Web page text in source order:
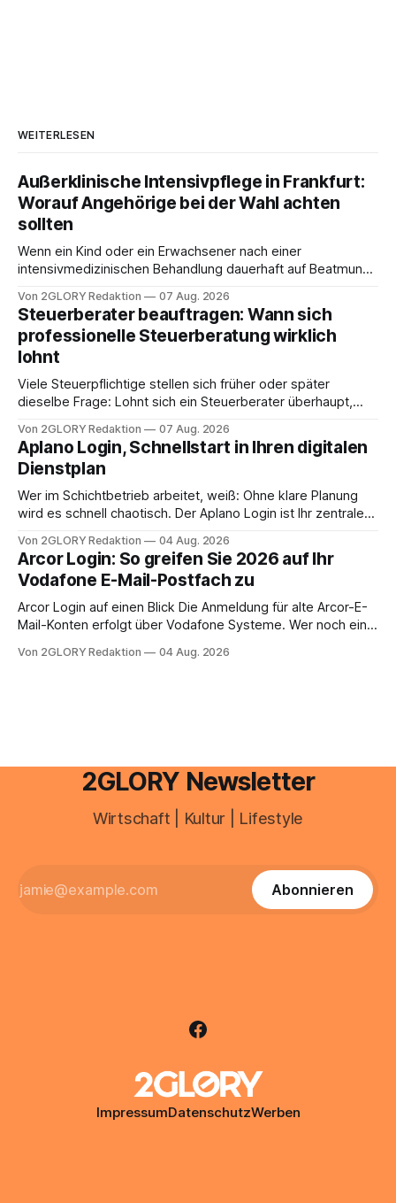
WEITERLESEN
Außerklinische Intensivpflege in Frankfurt:
Worauf Angehörige bei der Wahl achten
sollten
Wenn ein Kind oder ein Erwachsener nach einer
intensivmedizinischen Behandlung dauerhaft auf Beatmung
angewiesen ist, stellt sich für Familien eine schwierige
Frage: Muss die Versorgung dauerhaft in der Klinik bleiben –
oder ist ein Leben zu Hause möglich? Die außerklinische
Intensivpflege bietet genau diese Alternative: Sie
Von 2GLORY Redaktion 07 Aug. 2026
Steuerberater beauftragen: Wann sich
professionelle Steuerberatung wirklich
lohnt
Viele Steuerpflichtige stellen sich früher oder später
dieselbe Frage: Lohnt sich ein Steuerberater überhaupt,
erledigen? Die kurze Antwort: Bei einfachen
Einkommensverhältnissen reicht häufig eine Steuersoftware
aus – sobald jedoch mehrere Einkunftsarten
zusammentreffen oder größere finanzielle Veränderungen
anstehen, zahlt sich professionelle Unterstützung meist
Von 2GLORY Redaktion 07 Aug. 2026
Aplano Login, Schnellstart in Ihren digitalen
Dienstplan
Wer im Schichtbetrieb arbeitet, weiß: Ohne klare Planung
wird es schnell chaotisch. Der Aplano Login ist Ihr zentraler
abwesenheiten und die gesamte kommunikation rund um
Ihr personal digital zu organisieren. In diesem Leitfaden
erfahren Sie alles, was Sie für einen reibungslosen Einstieg
brauchen, von der Registrierung
Von 2GLORY Redaktion 04 Aug. 2026
Arcor Login: So greifen Sie 2026 auf Ihr
Vodafone E-Mail-Postfach zu
Arcor Login auf einen Blick Die Anmeldung für alte Arcor-E-
Mail-Konten erfolgt über Vodafone Systeme. Wer noch eine
besitzt, loggt sich heute über das Vodafone E-Mail & Cloud
Von 2GLORY Redaktion 04 Aug. 2026
2GLORY Newsletter
Wirtschaft | Kultur | Lifestyle
Abonnieren
ImpressumDatenschutzWerben